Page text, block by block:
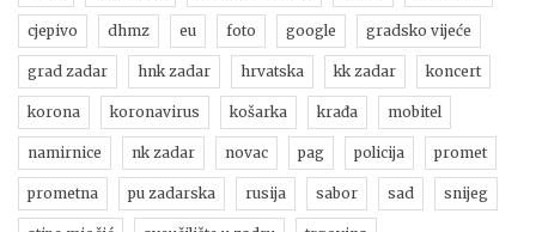
cjepivo dhmz eu foto google gradsko vijeće
grad zadar hnk zadar hrvatska kk zadar koncert
korona koronavirus košarka krađa mobitel
namirnice nk zadar novac pag policija promet
prometna pu zadarska rusija sabor sad snijeg